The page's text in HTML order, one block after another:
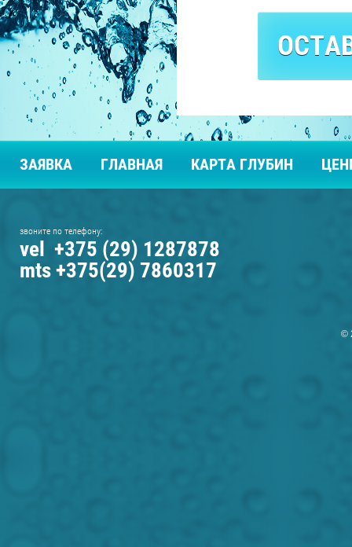
ЗАЯВКА ГЛАВНАЯ КАРТА ГЛУБИН
звоните по телефону:
vel +375 (29) 1287878
mts +375(29) 7860317
©